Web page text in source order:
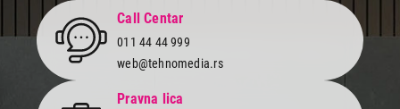
Call Centar
011 44 44 999
web@tehnomedia.rs
Pravna lica